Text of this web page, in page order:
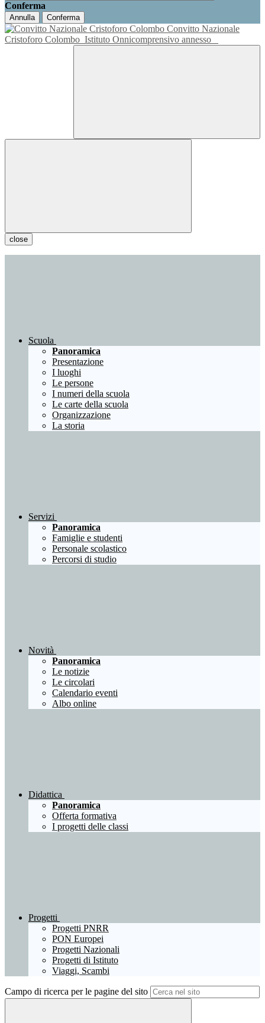
Conferma
Annulla Conferma
Convitto Nazionale
Cristoforo Colombo Istituto Onnicomprensivo annesso
close
Scuola
Panoramica
Presentazione
I luoghi
Le persone
I numeri della scuola
Le carte della scuola
Organizzazione
La storia
Servizi
Panoramica
Famiglie e studenti
Personale scolastico
Percorsi di studio
Novità
Panoramica
Le notizie
Le circolari
Calendario eventi
Albo online
Didattica
Panoramica
Offerta formativa
I progetti delle classi
Progetti
Progetti PNRR
PON Europei
Progetti Nazionali
Progetti di Istituto
Viaggi, Scambi
Campo di ricerca per le pagine del sito